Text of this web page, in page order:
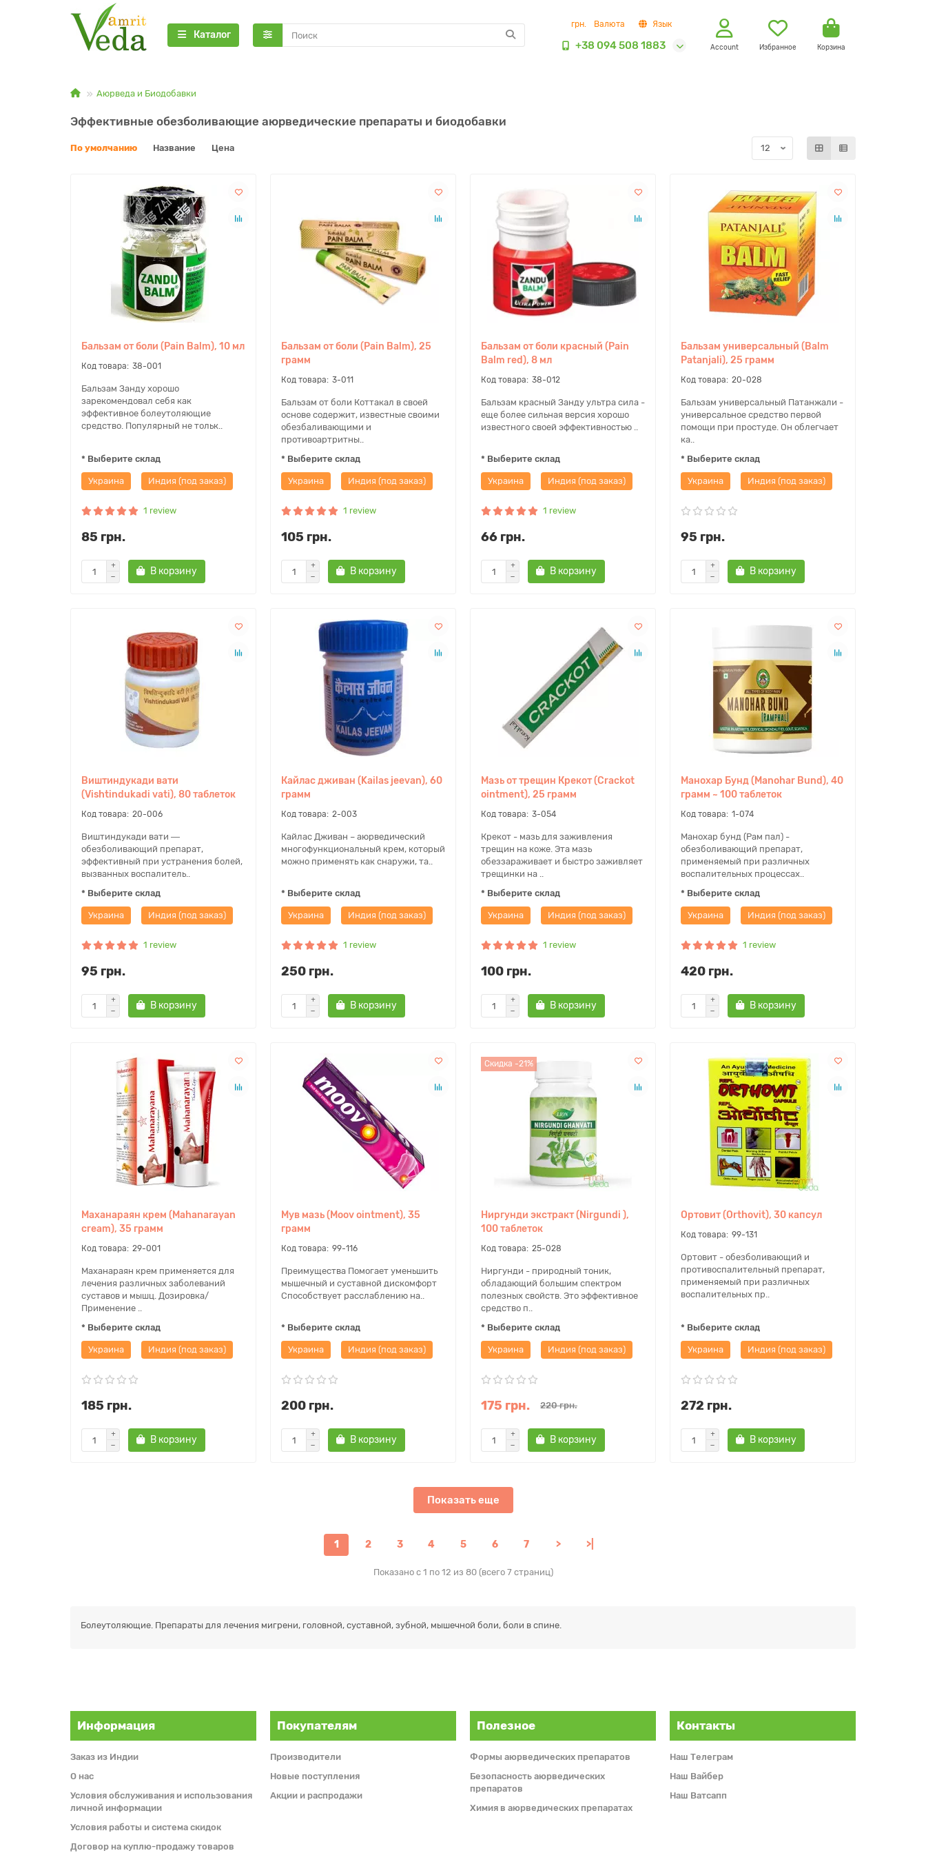
Каталог
грн. Валюта Язык
+38 094 508 1883 Account Избранное Корзина
Аюрведа и Биодобавки
Эффективные обезболивающие аюрведические препараты и биодобавки
По умолчанию Название Цена
Бальзам от боли (Pain Balm), 10 мл
38-001
Бальзам Занду хорошо
зарекомендовал себя как
эффективное болеутоляющие
средство. Популярный не тольк..
* Выберите склад
Украина Индия (под заказ)
1 review
85 грн.
В корзину
Бальзам от боли (Pain Balm), 25
грамм
3-011
Бальзам от боли Коттакал в своей
основе содержит, известные своими
обезбаливающими и
противоартритны..
* Выберите склад
Украина Индия (под заказ)
1 review
105 грн.
В корзину
Бальзам от боли красный (Pain
Balm red), 8 мл
38-012
Бальзам красный Занду ультра сила -
еще более сильная версия хорошо
известного своей эффективностью ..
* Выберите склад
Украина Индия (под заказ)
1 review
66 грн.
В корзину
Бальзам универсальный (Balm
Patanjali), 25 грамм
20-028
Бальзам универсальный Патанжали -
универсальное средство первой
помощи при простуде. Он облегчает
ка..
* Выберите склад
Украина Индия (под заказ)
95 грн.
В корзину
Виштиндукади вати
(Vishtindukadi vati), 80 таблеток
20-006
Виштиндукади вати ―
обезболивающий препарат,
эффективный при устранения болей,
вызванных воспалитель..
* Выберите склад
Украина Индия (под заказ)
1 review
95 грн.
В корзину
Кайлас дживан (Kailas jeevan), 60
грамм
2-003
Кайлас Дживан – аюрведический
многофункциональный крем, который
можно применять как снаружи, та..
* Выберите склад
Украина Индия (под заказ)
1 review
250 грн.
В корзину
Мазь от трещин Крекот (Crackot
ointment), 25 грамм
3-054
Крекот - мазь для заживления
трещин на коже. Эта мазь
обеззараживает и быстро заживляет
трещинки на ..
* Выберите склад
Украина Индия (под заказ)
1 review
100 грн.
В корзину
Манохар Бунд (Manohar Bund), 40
грамм ~ 100 таблеток
1-074
Манохар бунд (Рам пал) -
обезболивающий препарат,
применяемый при различных
воспалительных процессах..
* Выберите склад
Украина Индия (под заказ)
1 review
420 грн.
В корзину
Маханараян крем (Mahanarayan
cream), 35 грамм
29-001
Маханараян крем применяется для
лечения различных заболеваний
суставов и мышц. Дозировка/
Применение ..
* Выберите склад
Украина Индия (под заказ)
185 грн.
В корзину
Мув мазь (Moov ointment), 35
грамм
99-116
Преимущества Помогает уменьшить
мышечный и суставной дискомфорт
Способствует расслаблению на..
* Выберите склад
Украина Индия (под заказ)
200 грн.
В корзину
Скидка -21%
Ниргунди экстракт (Nirgundi ),
100 таблеток
25-028
Ниргунди - природный тоник,
обладающий большим спектром
полезных свойств. Это эффективное
средство п..
* Выберите склад
Украина Индия (под заказ)
175 грн. 220 грн.
В корзину
Ортовит (Orthovit), 30 капсул
99-131
Ортовит - обезболивающий и
противоспалительный препарат,
применяемый при различных
воспалительных пр..
* Выберите склад
Украина Индия (под заказ)
272 грн.
В корзину
Показать еще
1 2 3 4 5 6 7 > >|
Показано с 1 по 12 из 80 (всего 7 страниц)
Болеутоляющие. Препараты для лечения мигрени, головной, суставной, зубной, мышечной боли, боли в спине.
Информация
Заказ из Индии
О нас
Условия обслуживания и использования
личной информации
Условия работы и система скидок
Договор на куплю-продажу товаров
Покупателям
Производители
Новые поступления
Акции и распродажи
Полезное
Формы аюрведических препаратов
Безопасность аюрведических
препаратов
Химия в аюрведических препаратах
Контакты
Наш Телеграм
Наш Вайбер
Наш Ватсапп